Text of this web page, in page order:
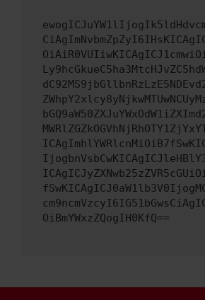
OiBmYWxzZQogIH0KfQ==